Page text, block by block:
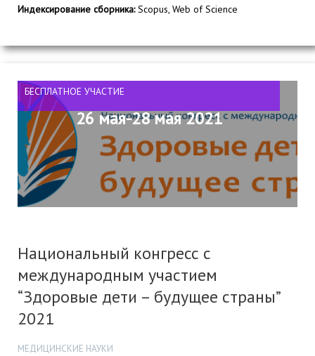
Индексирование сборника:Scopus, Web of Science
БЕСПЛАТНОЕ УЧАСТИЕ
26 мая-28 мая 2021
Национальный конгресс с
международным участием
“Здоровые дети – будущее страны”
2021
МЕДИЦИНСКИЕ НАУКИ